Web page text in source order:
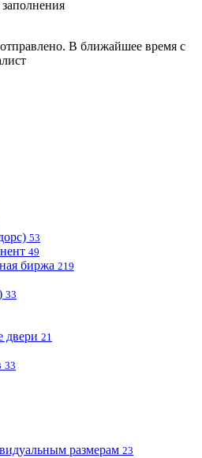
В ближайшее время с
53
49
биржа 219
33
двери 21
33
размерам 23